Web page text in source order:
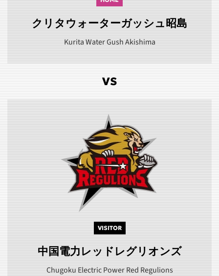
クリタウォーターガッシュ昭島
Kurita Water Gush Akishima
VS
VISITOR
中国電力レッドレグリオンズ
Chugoku Electric Power Red Regulions